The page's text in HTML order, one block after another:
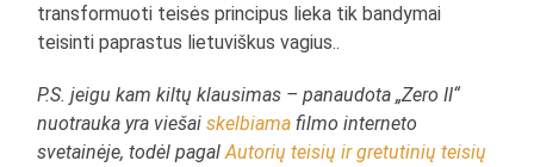
transformuoti teisės principus lieka tik bandymai
teisinti paprastus lietuviškus vagius..
P.S. jeigu kam kiltų klausimas – panaudota „Zero II“
nuotrauka yra viešaiskelbiama filmo interneto
svetainėje, todėl pagalAutorių teisių ir gretutinių teisių